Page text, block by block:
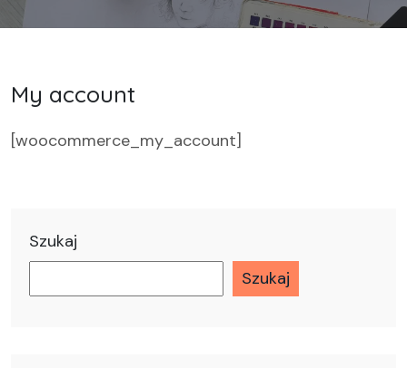
Szukaj
Szukaj
My account
[woocommerce_my_account]